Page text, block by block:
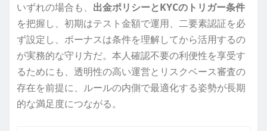
いずれの場合も、 出金ポリシーとKYCのトリガー条件
を把握し、初期はテスト金額で運用、二要素認証を必
ず設定し、ボーナスは条件を理解してから活用するの
が実務的な守り方だ。本人確認不要の利便性を享受す
るためにも、透明性の高い運営とリスクベース審査の
存在を前提に、ルールの内側で最適化する姿勢が長期
的な満足度につながる。